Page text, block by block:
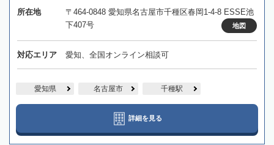
所在地
〒464-0848 愛知県名古屋市千種区春岡1-4-8 ESSE池
下407号
地図
対応エリア 愛知、全国オンライン相談可
愛知県 名古屋市 千種駅
詳細を見る